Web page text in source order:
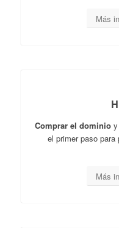
Más
Comprar el dominioy
el primer paso para
Más